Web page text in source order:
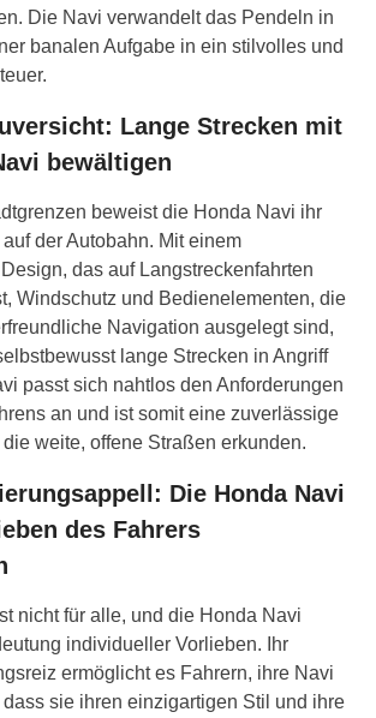
Die Navi verwandelt das Pendeln in
banalen Aufgabe in ein stilvolles und
Lange Strecken mit
bewältigen
beweist die Honda Navi ihr
der Autobahn. Mit einem
das auf Langstreckenfahrten
Windschutz und Bedienelementen, die
Navigation ausgelegt sind,
lange Strecken in Angriff
passt sich nahtlos den Anforderungen
an und ist somit eine zuverlässige
weite, offene Straßen erkunden.
Die Honda Navi
des Fahrers
nicht für alle, und die Honda Navi
individueller Vorlieben. Ihr
ermöglicht es Fahrern, ihre Navi
sie ihren einzigartigen Stil und ihre